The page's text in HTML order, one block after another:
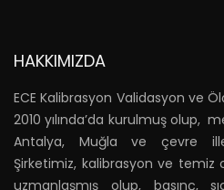
HAKKIMIZDA
ECE Kalibrasyon Validasyon ve
2010 yılında’da kurulmuş olup,
Antalya, Muğla ve çevre
Şirketimiz, kalibrasyon ve temiz
uzmanlaşmış olup, basınç,